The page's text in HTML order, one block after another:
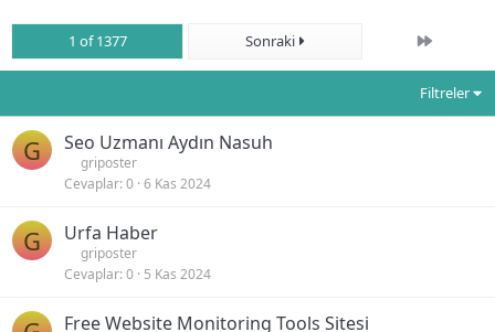
1 of 1377 Sonraki Son
Filtreler
G Seo Uzmanı Aydın Nasuh
griposter
Cevaplar 0 6 Kas 2024
G Urfa Haber
griposter
Cevaplar 0 5 Kas 2024
Free Website Monitoring Tools Sitesi